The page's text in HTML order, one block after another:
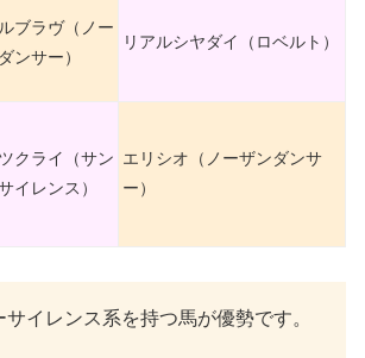
ブラヴ（ノー
ンサー）
リアルシヤダイ（ロベルト）
クライ（サン
イレンス）
エリシオ（ノーザンダンサ
ー）
サイレンス系を持つ馬が優勢です。